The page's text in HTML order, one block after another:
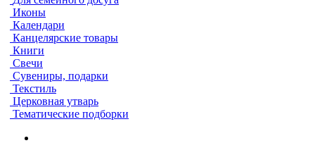
Иконы
Календари
Канцелярские товары
Книги
Свечи
Сувениры, подарки
Текстиль
Церковная утварь
Тематические подборки